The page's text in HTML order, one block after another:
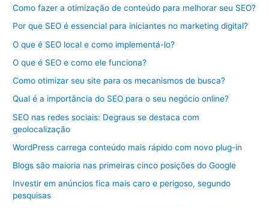
Como fazer a otimização de conteúdo para melhorar seu SEO?
Por que SEO é essencial para iniciantes no marketing digital?
O que é SEO local e como implementá-lo?
O que é SEO e como ele funciona?
Como otimizar seu site para os mecanismos de busca?
Qual é a importância do SEO para o seu negócio online?
SEO nas redes sociais: Degraus se destaca com
geolocalização
WordPress carrega conteúdo mais rápido com novo plug-in
Blogs são maioria nas primeiras cinco posições do Google
Investir em anúncios fica mais caro e perigoso, segundo
pesquisas